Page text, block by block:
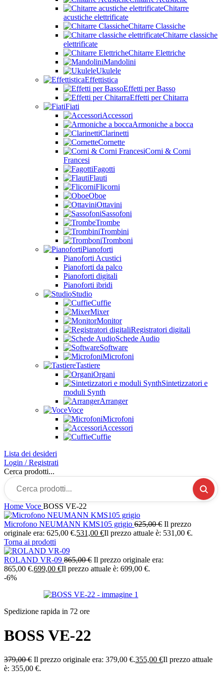
Chitarre
acustiche elettrificate
Chitarre Classiche
Chitarre classiche
elettrificate
Chitarre Elettriche
Mandolini
Ukulele
Effettistica
Effetti per Basso
Effetti per Chitarra
Fiati
Accessori
Armoniche a bocca
Clarinetti
Cornette
Corni & Corni
Francesi
Fagotti
Flauti
Flicorni
Oboe
Ottavini
Sassofoni
Trombe
Trombini
Tromboni
Pianoforti
Pianoforti Acustici
Pianoforti da palco
Pianoforti digitali
Pianoforti ibridi
Studio
Cuffie
Mixer
Monitor
Registratori digitali
Schede Audio
Software
Microfoni
Tastiere
Organi
Sintetizzatori e
moduli Synth
Arranger
Voce
Microfoni
Accessori
Cuffie
Lista dei desideri
Login / Registrati
Cerca prodotti...
Home Voce BOSS VE-22
Microfono NEUMANN KMS105 grigio 625,00€ Il prezzo
originale era: 625,00 €.531,00 €Il prezzo attuale è: 531,00 €.
Torna ai prodotti
ROLAND VR-09 865,00€ Il prezzo originale era:
865,00 €.699,00 €Il prezzo attuale è: 699,00 €.
-6%
Spedizione rapida in 72 ore
BOSS VE-22
379,00€ Il prezzo originale era: 379,00 €.355,00 €Il prezzo attuale
è: 355,00 €.